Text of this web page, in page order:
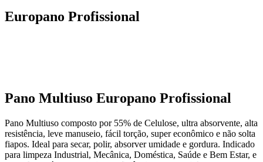
Europano Profissional
Pano Multiuso Europano Profissional
Pano Multiuso composto por 55% de Celulose, ultra absorvente, alta
resistência, leve manuseio, fácil torção, super econômico e não solta
fiapos. Ideal para secar, polir, absorver umidade e gordura. Indicado
para limpeza Industrial, Mecânica, Doméstica, Saúde e Bem Estar, e